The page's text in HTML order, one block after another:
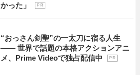
かった」
P R
“おっさん剣聖”の一太刀に宿る人生
―― 世界で話題の本格アクションアニ
メ、Prime Videoで独占配信中
P R